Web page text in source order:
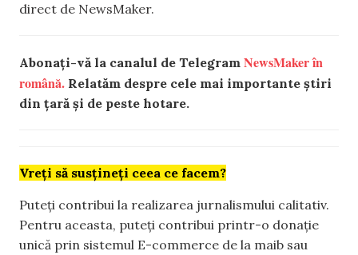
direct de NewsMaker.
Abonați-vă la canalul de Telegram NewsMaker în
română. Relatăm despre cele mai importante știri
din țară și de peste hotare.
Vreți să susțineți ceea ce facem?
Puteți contribui la realizarea jurnalismului calitativ.
Pentru aceasta, puteți contribui printr-o donație
unică prin sistemul E-commerce de la maib sau